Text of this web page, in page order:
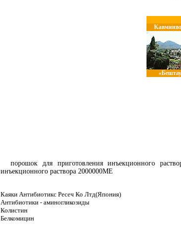
порошок для приготовления инъекционного
инъекционного раствора 2000000МЕ
Каяки Антибиотикс Ресеч Ко Лтд(Япония)
Антибиотики - аминогликозиды
Колистин
Белкомицин